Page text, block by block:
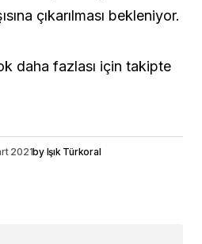
çıkarılması bekleniyor.
daha fazlası için takipte
2021by Işık Türkoral